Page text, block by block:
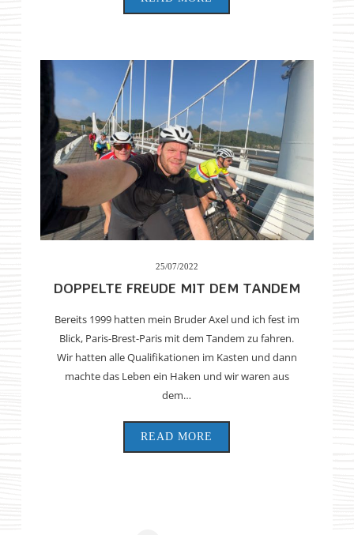
25/07/2022
DOPPELTE FREUDE MIT DEM TANDEM
Bereits 1999 hatten mein Bruder Axel und ich fest im
Blick, Paris-Brest-Paris mit dem Tandem zu fahren.
Wir hatten alle Qualifikationen im Kasten und dann
machte das Leben ein Haken und wir waren aus
dem…
READ MORE